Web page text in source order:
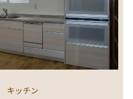
キッチン